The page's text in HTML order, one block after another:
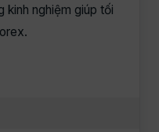
kinh nghiệm giúp tối